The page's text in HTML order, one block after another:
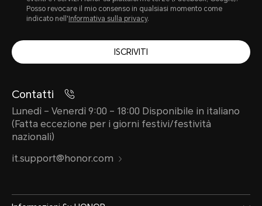
Posso revocare il mio consenso in qualsiasi momento come
indicato nell' Informativa sulla privacy.
ISCRIVITI
Contatti
Lunedì – Venerdì 9:00 – 18:00 Disponibile in italiano
(Fatta eccezione per i giorni festivi/festività
nazionali)
it.support@honor.com